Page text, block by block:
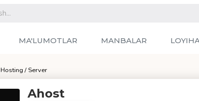
MA'LUMOTLAR MANBALAR
Hosting / Server
Ahost